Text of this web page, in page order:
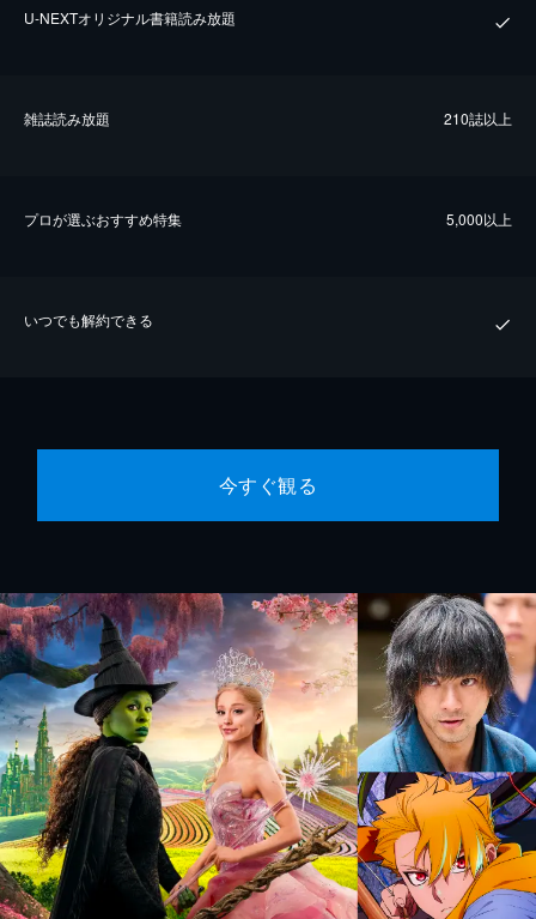
U-NEXTオリジナル書籍読み放題
雑誌読み放題 210誌以上
プロが選ぶおすすめ特集 5,000以上
いつでも解約できる
今すぐ観る